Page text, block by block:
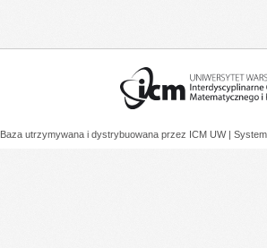
Baza utrzymywana i dystrybuowana przez ICM UW |